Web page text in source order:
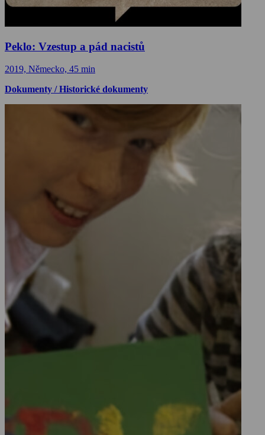
Peklo: Vzestup a pád nacistů
2019, Německo, 45 min
Dokumenty / Historické dokumenty